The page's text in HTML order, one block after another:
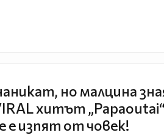
но малцина
хитът „Papaoutai“
е изпят от човек!